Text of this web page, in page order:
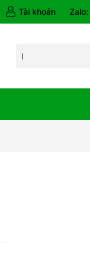
Tài khoản Zalo: